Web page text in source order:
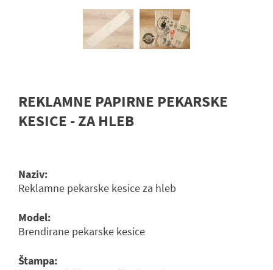
REKLAMNE PAPIRNE PEKARSKE
KESICE - ZA HLEB
Naziv:
Reklamne pekarske kesice za hleb
Model:
Brendirane pekarske kesice
Štampa: